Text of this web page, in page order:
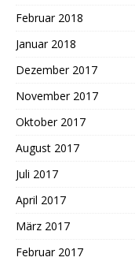
Februar 2018
Januar 2018
Dezember 2017
November 2017
Oktober 2017
August 2017
Juli 2017
April 2017
März 2017
Februar 2017